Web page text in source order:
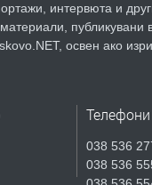
Продавам парцел в
Хисаря до ток,
СГЛОБЯВАНЕ НА
интервюта и
публикувани
освен ако
Телефони
038 536
038 536